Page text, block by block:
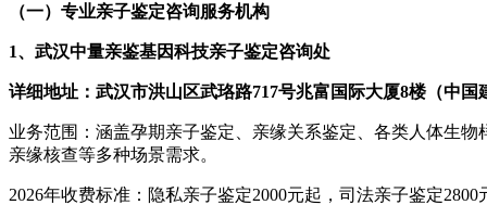
（一）专业亲子鉴定咨询服务机构
1、武汉中量亲鉴基因科技亲子鉴定咨询处
详细地址：武汉市洪山区武珞路717号兆富国际大厦8楼（中国
业务范围：涵盖孕期亲子鉴定、亲缘关系鉴定、各类人体生
亲缘核查等多种场景需求。
2026年收费标准：隐私亲子鉴定2000元起，司法亲子鉴定